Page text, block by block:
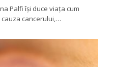
Palfi îşi duce viaţa cum
cauza cancerului,…